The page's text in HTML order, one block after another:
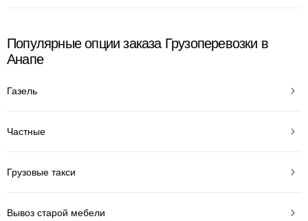
Популярные опции заказа Грузоперевозки в
Анапе
Газель
Частные
Грузовые такси
Вывоз старой мебели